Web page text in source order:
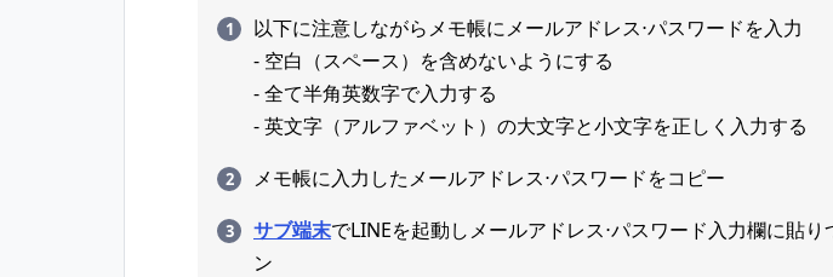
以下に注意しながらメモ帳にメールアドレス⋅パスワードを入力
- 空白（スペース）を含めないようにする
- 全て半角英数字で入力する
- 英文字（アルファベット）の大文字と小文字を正しく入力する
メモ帳に入力したメールアドレス⋅パスワードをコピー
サブ端末でLINEを起動しメールアドレス⋅パスワード入力欄に貼り
ン